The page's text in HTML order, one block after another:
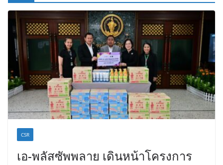
CSR
เอ-พลัสซัพพลาย เดินหน้าโครงการ